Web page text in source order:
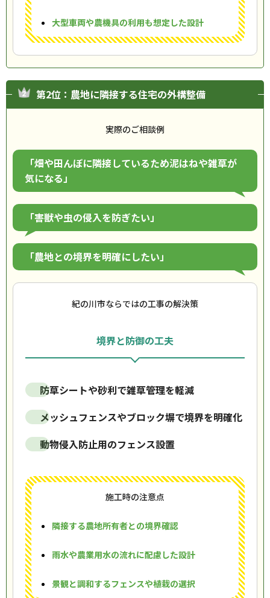
大型車両や農機具の利用も想定した設計
第2位：農地に隣接する住宅の外構整備
実際のご相談例
「畑や田んぼに隣接しているため泥はねや雑草が
気になる」
「害獣や虫の侵入を防ぎたい」
「農地との境界を明確にしたい」
紀の川市ならではの工事の解決策
境界と防御の工夫
防草シートや砂利で雑草管理を軽減
メッシュフェンスやブロック塀で境界を明確化
動物侵入防止用のフェンス設置
施工時の注意点
隣接する農地所有者との境界確認
雨水や農業用水の流れに配慮した設計
景観と調和するフェンスや植栽の選択